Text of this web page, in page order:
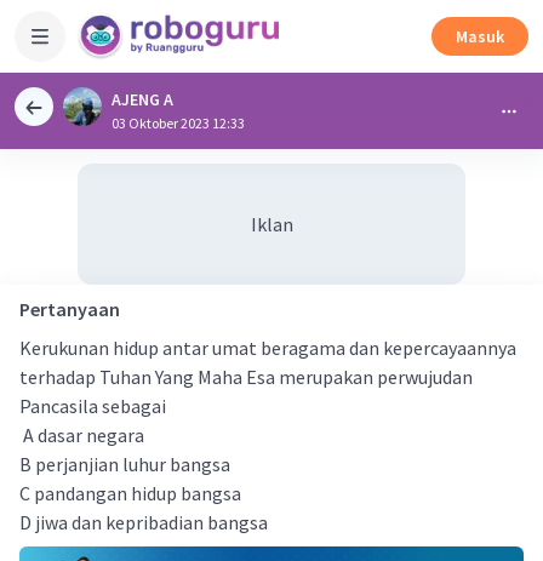
Masuk
AJENG A
03 Oktober 2023 12:33
Iklan
Pertanyaan
Kerukunan hidup antar umat beragama dan kepercayaannya
terhadap Tuhan Yang Maha Esa merupakan perwujudan
Pancasila sebagai
A dasar negara
B perjanjian luhur bangsa
C pandangan hidup bangsa
D jiwa dan kepribadian bangsa